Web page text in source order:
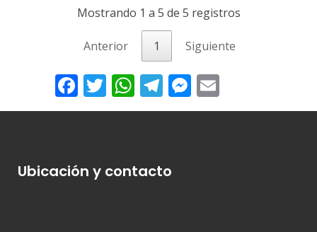
Mostrando 1 a 5 de 5 registros
Anterior 1 Siguiente
Facebook
Twitter
WhatsApp
Telegram
Messenger
Ubicación y contacto